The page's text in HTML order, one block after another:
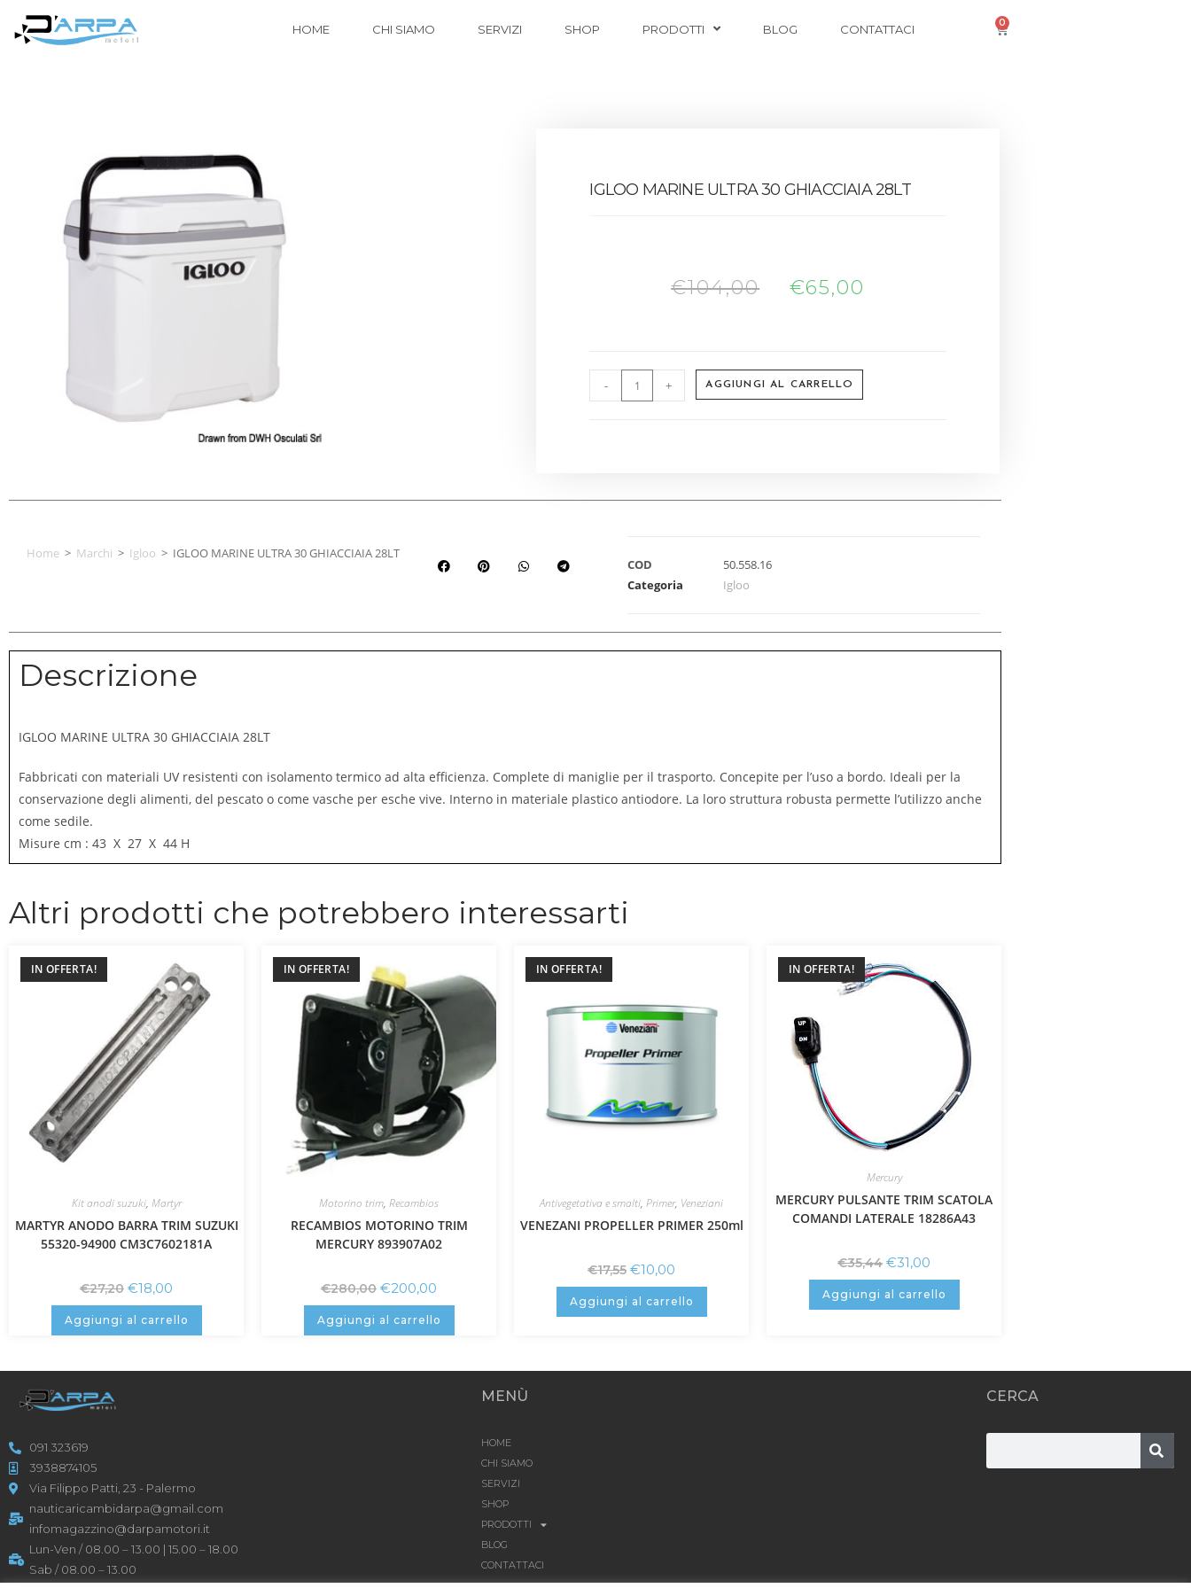
HOME CHI SIAMO SERVIZI SHOP PRODOTTI BLOG CONTATTACI 0
IGLOO MARINE ULTRA 30 GHIACCIAIA 28LT
€104,00 €65,00
- + AGGIUNGI AL CARRELLO
Home > Marchi > Igloo > IGLOO MARINE ULTRA 30 GHIACCIAIA 28LT
COD
50.558.16
Categoria
Igloo
Descrizione
IGLOO MARINE ULTRA 30 GHIACCIAIA 28LT
Fabbricati con materiali UV resistenti con isolamento termico ad alta efficienza. Complete di maniglie per il trasporto. Concepite per l’uso a bordo. Ideali per la
conservazione degli alimenti, del pescato o come vasche per esche vive. Interno in materiale plastico antiodore. La loro struttura robusta permette l’utilizzo anche
come sedile.
Misure cm : 43 X 27 X 44 H
Altri prodotti che potrebbero interessarti
IN OFFERTA!
Kit anodi suzuki, Martyr
MARTYR ANODO BARRA TRIM SUZUKI
55320-94900 CM3C7602181A
€27,20 €18,00
Aggiungi al carrello
IN OFFERTA!
Motorino trim, Recambios
RECAMBIOS MOTORINO TRIM
MERCURY 893907A02
€280,00 €200,00
Aggiungi al carrello
IN OFFERTA!
Antivegetativa e smalti, Primer, Veneziani
VENEZANI PROPELLER PRIMER 250ml
€17,55 €10,00
Aggiungi al carrello
IN OFFERTA!
Mercury
MERCURY PULSANTE TRIM SCATOLA
COMANDI LATERALE 18286A43
€35,44 €31,00
Aggiungi al carrello
091 323619
3938874105
Via Filippo Patti, 23 - Palermo
nauticaricambidarpa@gmail.com
infomagazzino@darpamotori.it
Lun-Ven / 08.00 – 13.00 | 15.00 – 18.00
Sab / 08.00 – 13.00
MENÙ
HOME
CHI SIAMO
SERVIZI
SHOP
PRODOTTI
BLOG
CONTATTACI
CERCA